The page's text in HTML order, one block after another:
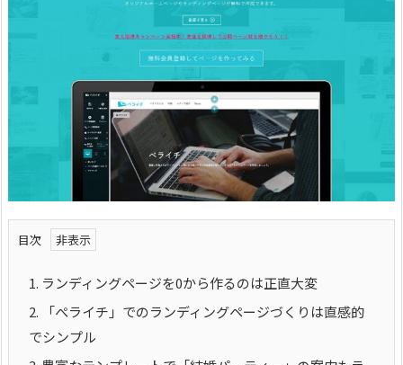
目次
1. ランディングページを0から作るのは正直大変
2. 「ぺライチ」でのランディングページづくりは直感的
でシンプル